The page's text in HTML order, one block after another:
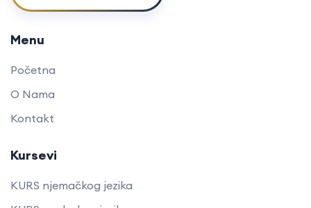
Menu
Početna
O Nama
Kontakt
Kursevi
KURS njemačkog jezika